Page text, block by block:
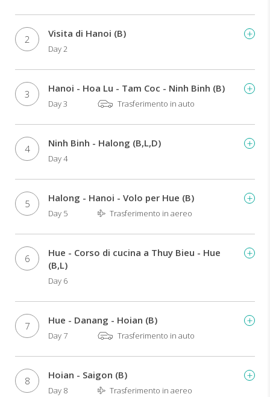
2 Visita di Hanoi (B)
Day 2
3 Hanoi - Hoa Lu - Tam Coc - Ninh Binh (B)
Day 3 Trasferimento in auto
4 Ninh Binh - Halong (B,L,D)
Day 4
5 Halong - Hanoi - Volo per Hue (B)
Day 5 Trasferimento in aereo
6
Hue - Corso di cucina a Thuy Bieu - Hue
(B,L)
Day 6
7 Hue - Danang - Hoian (B)
Day 7 Trasferimento in auto
8 Hoian - Saigon (B)
Day 8 Trasferimento in aereo